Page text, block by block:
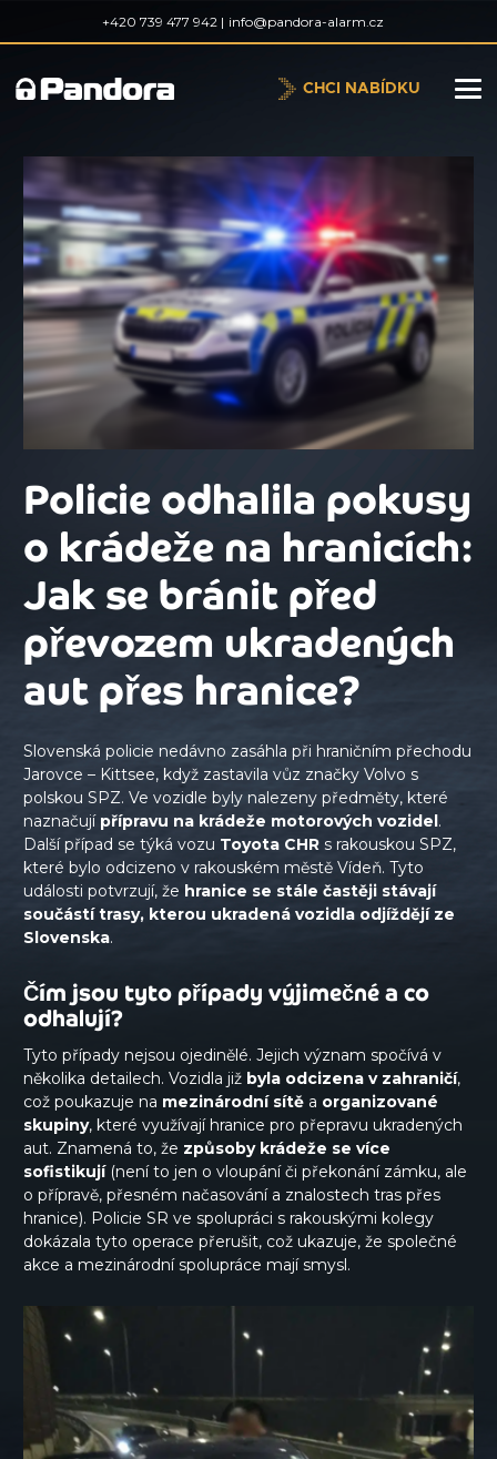
+420 739 477 942 | info@pandora-alarm.cz
CHCI NABÍDKU
Policie odhalila pokusy
o krádeže na hranicích:
Jak se bránit před
převozem ukradených
aut přes hranice?
Slovenská policie nedávno zasáhla při hraničním přechodu
Jarovce – Kittsee, když zastavila vůz značky Volvo s
polskou SPZ. Ve vozidle byly nalezeny předměty, které
naznačují přípravu na krádeže motorových vozidel.
Další případ se týká vozu Toyota CHR s rakouskou SPZ,
které bylo odcizeno v rakouském městě Vídeň. Tyto
události potvrzují, že hranice se stále častěji stávají
součástí trasy, kterou ukradená vozidla odjíždějí ze
Slovenska.
Čím jsou tyto případy výjimečné a co
odhalují?
Tyto případy nejsou ojedinělé. Jejich význam spočívá v
několika detailech. Vozidla již byla odcizena v zahraničí,
což poukazuje na mezinárodní sítě a organizované
skupiny, které využívají hranice pro přepravu ukradených
aut. Znamená to, že způsoby krádeže se více
sofistikují(není to jen o vloupání či překonání zámku, ale
o přípravě, přesném načasování a znalostech tras přes
hranice). Policie SR ve spolupráci s rakouskými kolegy
dokázala tyto operace přerušit, což ukazuje, že společné
akce a mezinárodní spolupráce mají smysl.